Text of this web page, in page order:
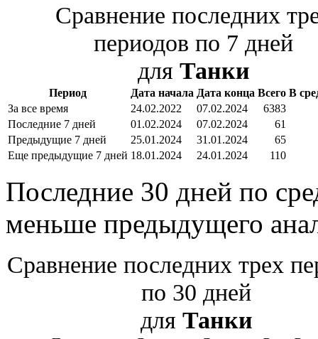
Сравнение последних
периодов по 7 дней
для Танки
Период Дата начала Дата конца Всего В
За все время
24.02.2022 07.02.2024
6383
Последние 7 дней
01.02.2024 07.02.2024
61
Предыдущие 7 дней
25.01.2024 31.01.2024
65
Еще предыдущие 7 дней 18.01.2024 24.01.2024 110
Последние 30 дней по
меньше предыдущего
Сравнение последних трех
по 30 дней
для Танки